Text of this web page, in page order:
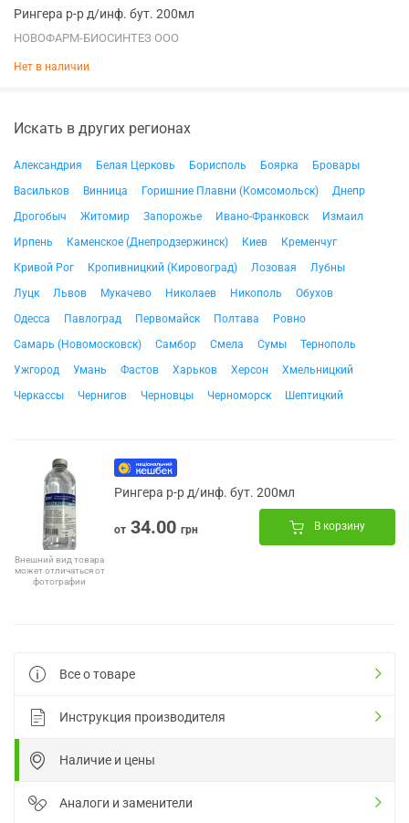
Рингера р-р д/инф. бут. 200мл
НОВОФАРМ-БИОСИНТЕЗ ООО
Нет в наличии
Искать в других регионах
Александрия Белая Церковь Борисполь Боярка
Бровары
Васильков
Винница Горишние Плавни (Комсомольск)
Днепр
Дрогобыч
Житомир Запорожье Ивано-Франковск
Измаил
Ирпень
Каменское (Днепродзержинск) Киев
Кременчуг
Кривой Рог
Кропивницкий (Кировоград) Лозовая
Лубны
Луцк
Львов Мукачево Николаев Никополь
Обухов
Одесса
Павлоград Первомайск Полтава
Ровно
Самарь (Новомосковск)
Самбор Смела Сумы
Тернополь
Ужгород
Умань Фастов Харьков Херсон
Хмельницкий
Черкассы
Чернигов Черновцы Черноморск Шептицкий
Внешний вид товара
может отличаться от
фотографии
Рингера р-р д/инф. бут. 200мл
от 34.00 грн В корзину
Все о товаре
Инструкция производителя
Наличие и цены
Аналоги и заменители